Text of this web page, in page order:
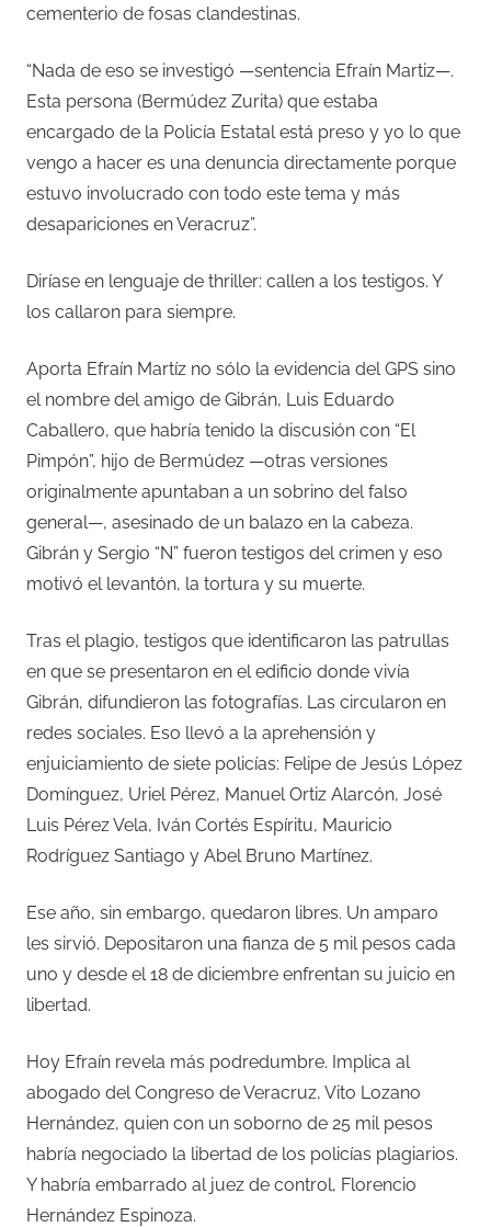
cementerio de fosas clandestinas.
“Nada de eso se investigó —sentencia Efraín Martiz—.
Esta persona (Bermúdez Zurita) que estaba
encargado de la Policía Estatal está preso y yo lo que
vengo a hacer es una denuncia directamente porque
estuvo involucrado con todo este tema y más
desapariciones en Veracruz”.
Diríase en lenguaje de thriller: callen a los testigos. Y
los callaron para siempre.
Aporta Efraín Martíz no sólo la evidencia del GPS sino
el nombre del amigo de Gibrán, Luis Eduardo
Caballero, que habría tenido la discusión con “El
Pimpón”, hijo de Bermúdez —otras versiones
originalmente apuntaban a un sobrino del falso
general—, asesinado de un balazo en la cabeza.
Gibrán y Sergio “N” fueron testigos del crimen y eso
motivó el levantón, la tortura y su muerte.
Tras el plagio, testigos que identificaron las patrullas
en que se presentaron en el edificio donde vivía
Gibrán, difundieron las fotografías. Las circularon en
redes sociales. Eso llevó a la aprehensión y
enjuiciamiento de siete policías: Felipe de Jesús López
Domínguez, Uriel Pérez, Manuel Ortiz Alarcón, José
Luis Pérez Vela, Iván Cortés Espíritu, Mauricio
Rodríguez Santiago y Abel Bruno Martínez.
Ese año, sin embargo, quedaron libres. Un amparo
les sirvió. Depositaron una fianza de 5 mil pesos cada
uno y desde el 18 de diciembre enfrentan su juicio en
libertad.
Hoy Efraín revela más podredumbre. Implica al
abogado del Congreso de Veracruz, Vito Lozano
Hernández, quien con un soborno de 25 mil pesos
habría negociado la libertad de los policías plagiarios.
Y habría embarrado al juez de control, Florencio
Hernández Espinoza.